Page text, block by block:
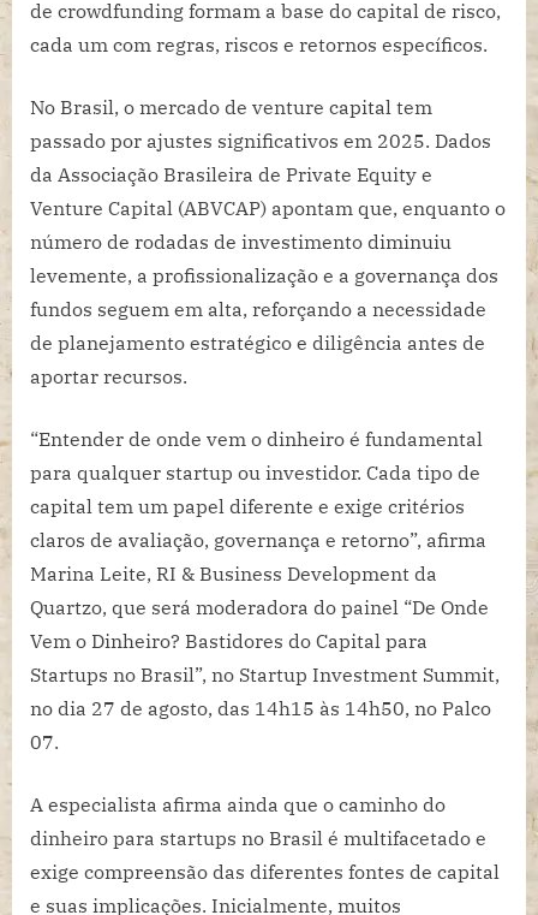
no
Brasil
de crowdfunding formam a base do capital de risco,
cada um com regras, riscos e retornos específicos.
No Brasil, o mercado de venture capital tem
passado por ajustes significativos em 2025. Dados
da Associação Brasileira de Private Equity e
Venture Capital (ABVCAP) apontam que, enquanto o
número de rodadas de investimento diminuiu
levemente, a profissionalização e a governança dos
fundos seguem em alta, reforçando a necessidade
de planejamento estratégico e diligência antes de
aportar recursos.
“Entender de onde vem o dinheiro é fundamental
para qualquer startup ou investidor. Cada tipo de
capital tem um papel diferente e exige critérios
claros de avaliação, governança e retorno”, afirma
Marina Leite, RI & Business Development da
Quartzo, que será moderadora do painel “De Onde
Vem o Dinheiro? Bastidores do Capital para
Startups no Brasil”, no Startup Investment Summit,
no dia 27 de agosto, das 14h15 às 14h50, no Palco
07.
A especialista afirma ainda que o caminho do
dinheiro para startups no Brasil é multifacetado e
exige compreensão das diferentes fontes de capital
e suas implicações. Inicialmente, muitos